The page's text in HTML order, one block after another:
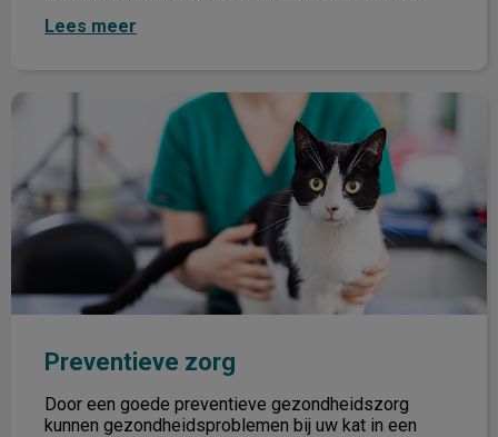
Lees meer
Preventieve zorg
Preventieve zorg
Door een goede preventieve gezondheidszorg
kunnen gezondheidsproblemen bij uw kat in een